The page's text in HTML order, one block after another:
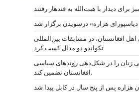
برای دیدار با هبت‌الله به قندهار رفتند
هزاره» درسویدن برگزار شد
افغانستان، در مسابقات بین‌المللی
تکواندو دو مدال کسب کرد
زنان را در شکل‌دهی روندهای سیاسی
افغانستان تضمین کند.
پس از پنج سال در کابل پیدا شد